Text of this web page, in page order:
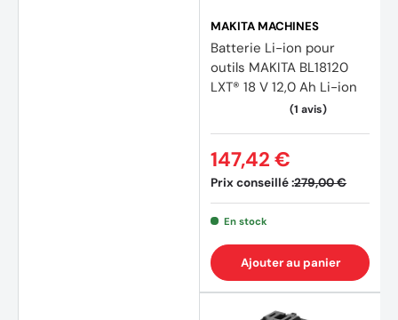
MAKITA MACHINES
Batterie Li-ion pour
outils MAKITA BL18120
LXT® 18 V 12,0 Ah Li-ion
Prix conseillé :279,00 €
147,42 €
En stock
Ajouter au panier